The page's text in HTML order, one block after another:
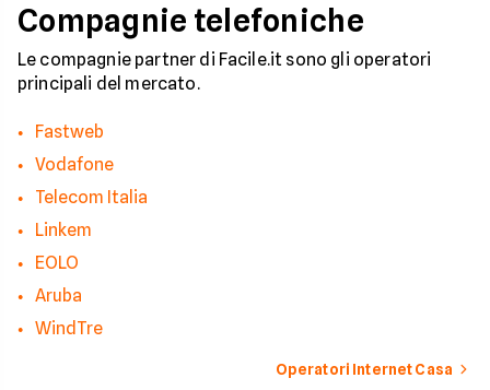
Compagnie telefoniche
Le compagnie partner di Facile.it sono gli operatori
principali del mercato.
Fastweb
Vodafone
Telecom Italia
Linkem
EOLO
Aruba
WindTre
Operatori Internet Casa